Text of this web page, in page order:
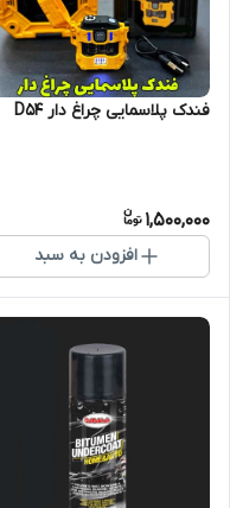
فندک پلاسمایی چراغ دار D54
1,500,000
افزودن به سبد